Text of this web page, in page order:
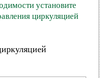
установите
циркуляцией